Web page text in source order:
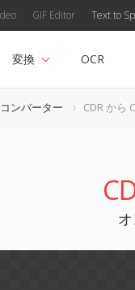
GIF Editor Text to
変換 OCR
ンバーター CDR から